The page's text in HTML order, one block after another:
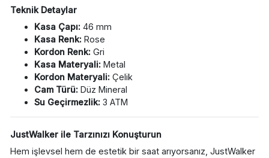
Teknik Detaylar
Kasa Çapı:46 mm
Kasa Renk:Rose
Kordon Renk:Gri
Kasa Materyali:Metal
Kordon Materyali:Çelik
Cam Türü:Düz Mineral
Su Geçirmezlik:3 ATM
JustWalker ile Tarzınızı Konuşturun
Hem işlevsel hem de estetik bir saat arıyorsanız, JustWalker